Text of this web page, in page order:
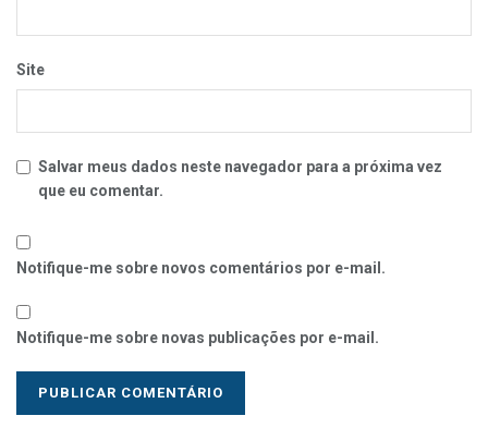
Site
Salvar meus dados neste navegador para a próxima vez
que eu comentar.
Notifique-me sobre novos comentários por e-mail.
Notifique-me sobre novas publicações por e-mail.